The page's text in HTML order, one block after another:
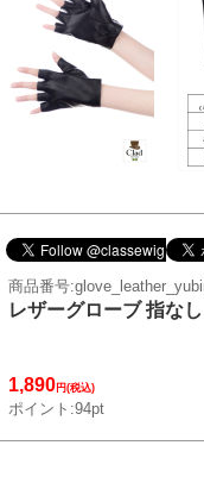
商品番号
レザーグローブ 指な
1,890円(税込)
ポイント:94pt